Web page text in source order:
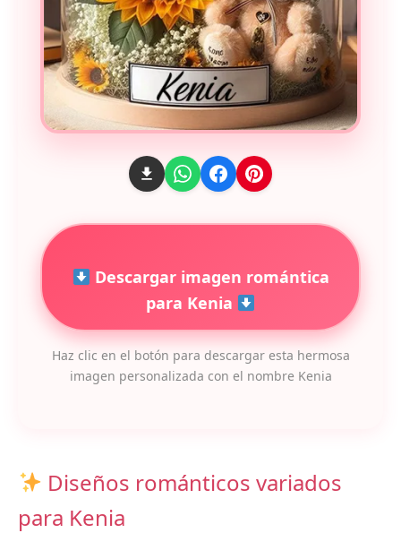
Descargar imagen romántica
para Kenia
Haz clic en el botón para descargar esta hermosa
imagen personalizada con el nombre Kenia
Diseños románticos variados
para Kenia